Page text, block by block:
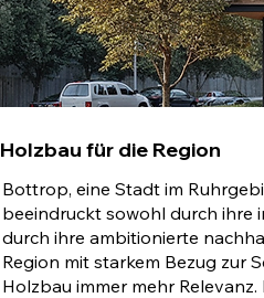
Holzbau für die Region
Bottrop, eine Stadt im
beeindruckt sowohl durch ihre
durch ihre ambitionierte
Region mit starkem Bezug zur
Holzbau immer mehr